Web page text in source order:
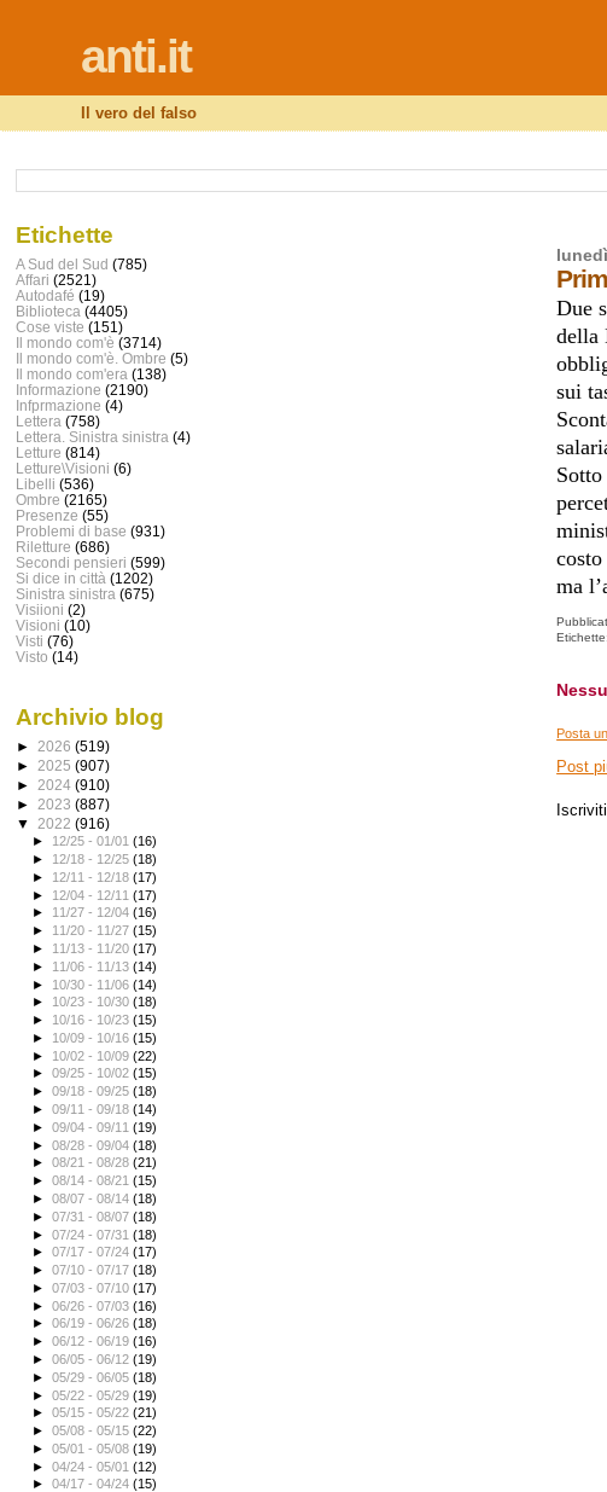
anti.it
Il vero del falso
Due
della
sui
ma
Posta
Post
Etichette
A Sud del Sud (785)
Affari (2521)
Autodafé (19)
Biblioteca (4405)
Cose viste (151)
Il mondo com'è (3714)
Il mondo com'è. Ombre (5)
Il mondo com'era (138)
Informazione (2190)
Infprmazione (4)
Lettera (758)
Lettera. Sinistra sinistra (4)
Letture (814)
Letture\Visioni (6)
Libelli (536)
Ombre (2165)
Presenze (55)
Problemi di base (931)
Riletture (686)
Secondi pensieri (599)
Si dice in città (1202)
Sinistra sinistra (675)
Visiioni (2)
Visioni (10)
Visti (76)
Visto (14)
Archivio blog
► 2026 (519)
► 2025 (907)
► 2024 (910)
► 2023 (887)
▼ 2022 (916)
► 12/25 - 01/01(16)
► 12/18 - 12/25(18)
► 12/11 - 12/18(17)
► 12/04 - 12/11(17)
► 11/27 - 12/04(16)
► 11/20 - 11/27(15)
► 11/13 - 11/20(17)
► 11/06 - 11/13(14)
► 10/30 - 11/06(14)
► 10/23 - 10/30(18)
► 10/16 - 10/23(15)
► 10/09 - 10/16(15)
► 10/02 - 10/09(22)
►09/25 - 10/02(15)
►09/18 - 09/25(18)
►09/11 - 09/18(14)
►09/04 - 09/11(19)
►08/28 - 09/04(18)
►08/21 - 08/28(21)
►08/14 - 08/21(15)
►08/07 - 08/14(18)
►07/31 - 08/07(18)
►07/24 - 07/31(18)
►07/17 - 07/24(17)
►07/10 - 07/17(18)
►07/03 - 07/10(17)
►06/26 - 07/03(16)
►06/19 - 06/26(18)
►06/12 - 06/19(16)
►06/05 - 06/12(19)
►05/29 - 06/05(18)
►05/22 - 05/29(19)
►05/15 - 05/22(21)
►05/08 - 05/15(22)
►05/01 - 05/08(19)
►04/24 - 05/01(12)
►04/17 - 04/24(15)